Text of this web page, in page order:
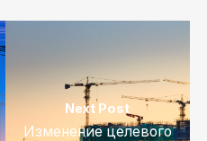
Next Post
Изменение целевого